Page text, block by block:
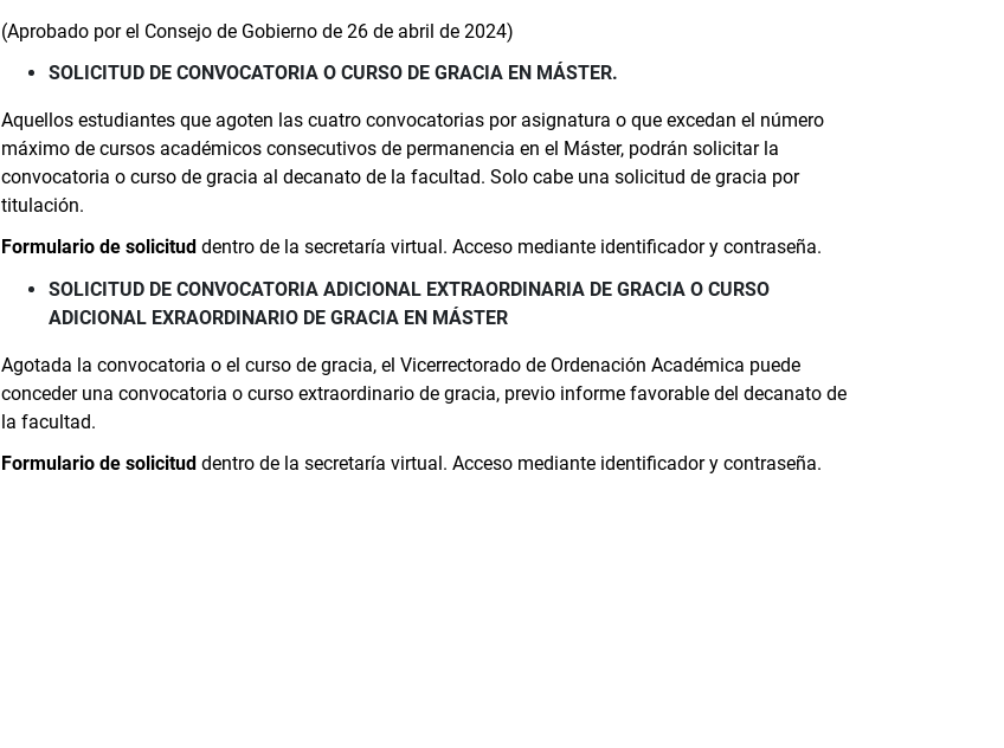
(Aprobado por el Consejo de Gobierno de 26 de abril de 2024)
SOLICITUD DE CONVOCATORIA O CURSO DE GRACIA EN MÁSTER.
Aquellos estudiantes que agoten las cuatro convocatorias por asignatura o que excedan el número
máximo de cursos académicos consecutivos de permanencia en el Máster, podrán solicitar la
convocatoria o curso de gracia al decanato de la facultad. Solo cabe una solicitud de gracia por
titulación.
Formulario de solicitud dentro de la secretaría virtual. Acceso mediante identificador y contraseña.
SOLICITUD DE CONVOCATORIA ADICIONAL EXTRAORDINARIA DE GRACIA O CURSO
ADICIONAL EXRAORDINARIO DE GRACIA EN MÁSTER
Agotada la convocatoria o el curso de gracia, el Vicerrectorado de Ordenación Académica puede
conceder una convocatoria o curso extraordinario de gracia, previo informe favorable del decanato de
la facultad.
Formulario de solicitud dentro de la secretaría virtual. Acceso mediante identificador y contraseña.